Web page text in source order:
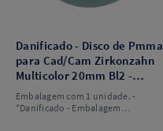
Danificado - Disco de Pmma
para Cad/Cam Zirkonzahn
Multicolor 20mm Bl2 -
Celmat
Embalagem com 1 unidade. -
*Danificado - Embalagem